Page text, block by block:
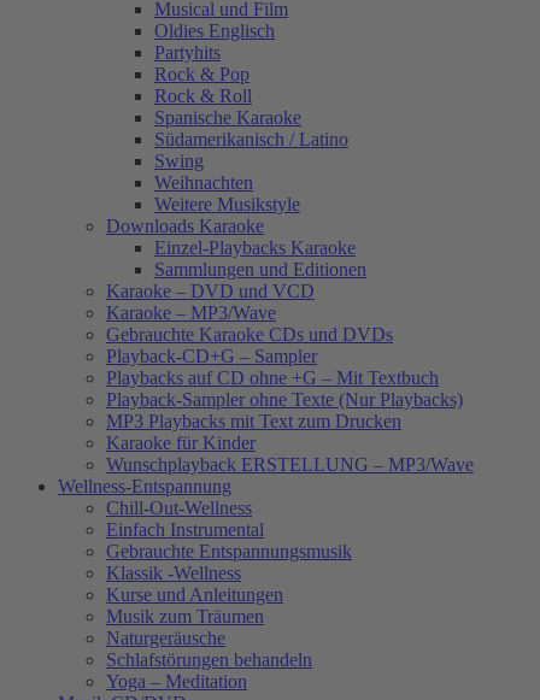
Musical und Film
Oldies Englisch
Partyhits
Rock & Pop
Rock & Roll
Spanische Karaoke
Südamerikanisch / Latino
Swing
Weihnachten
Weitere Musikstyle
Downloads Karaoke
Einzel-Playbacks Karaoke
Sammlungen und Editionen
Karaoke – DVD und VCD
Karaoke – MP3/Wave
Gebrauchte Karaoke CDs und DVDs
Playback-CD+G – Sampler
Playbacks auf CD ohne +G – Mit Textbuch
Playback-Sampler ohne Texte (Nur Playbacks)
MP3 Playbacks mit Text zum Drucken
Karaoke für Kinder
Wunschplayback ERSTELLUNG – MP3/Wave
Wellness-Entspannung
Chill-Out-Wellness
Einfach Instrumental
Gebrauchte Entspannungsmusik
Klassik -Wellness
Kurse und Anleitungen
Musik zum Träumen
Naturgeräusche
Schlafstörungen behandeln
Yoga – Meditation